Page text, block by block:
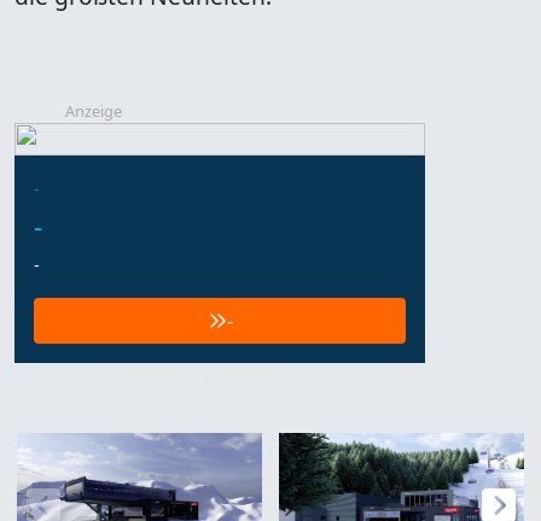
Anzeige
-
-
-
-